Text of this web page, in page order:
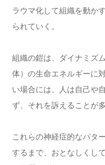
ラウマ化して組織を動か
られていく。
組織の鎧は、ダイナミズ
体）の生命エネルギーに
い場合には、人は自己や
ず、それを訴えることが多
これらの神経症的なパタ
するまで、おとなしくし